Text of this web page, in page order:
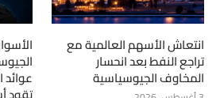
انتعاش الأسهم العالمية مع
تراجع النفط بعد انحسار
المخاوف الجيوسياسية